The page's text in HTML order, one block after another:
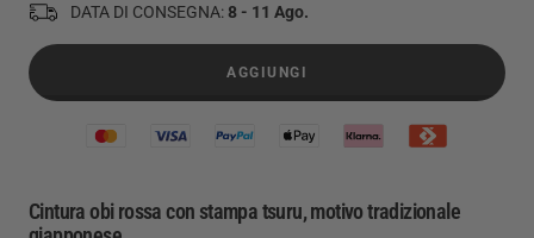
DATA DI CONSEGNA:8 - 11 Ago.
AGGIUNGI
Cintura obi rossa con stampa tsuru, motivo tradizionale